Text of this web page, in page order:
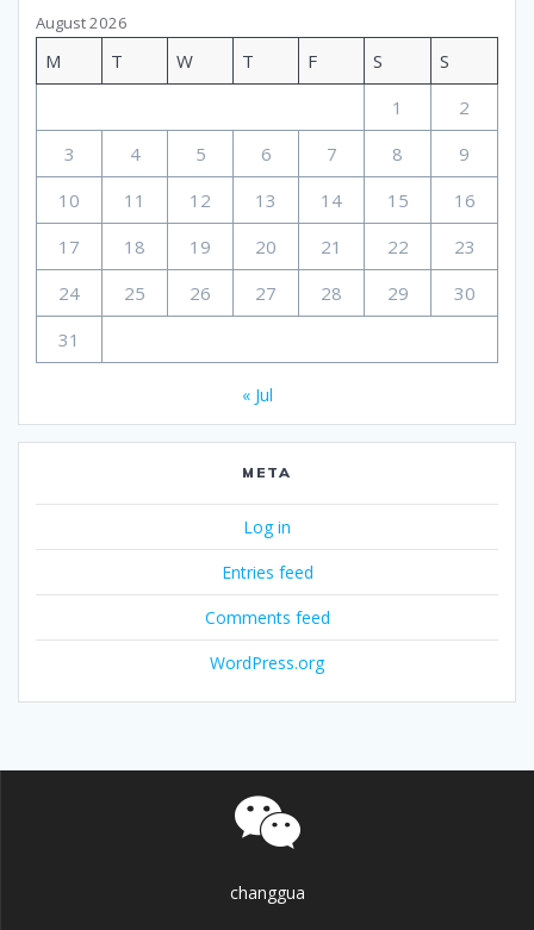
August 2026
M T W T F S
S
1
2
3
4 5 6 7 8
9
10
11 12 13 14 15
16
17
18 19 20 21 22
23
24
25 26 27 28 29
30
31
« Jul
META
Log in
Entries feed
Comments feed
WordPress.org
changgua